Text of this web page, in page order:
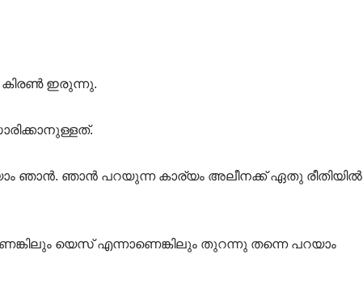
കിരൺ ഇരുന്നു.
ഞാൻ. ഞാൻ പറയുന്ന കാര്യം അലീനക്ക് ഏതു രീതിയിൽ
യെസ് എന്നാണെങ്കിലും തുറന്നു തന്നെ പറയാം